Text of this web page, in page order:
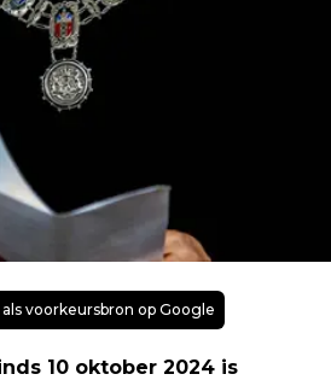
voorkeursbron op Google
10 oktober 2024 is